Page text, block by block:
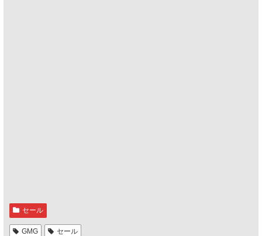
セール
GMG セール